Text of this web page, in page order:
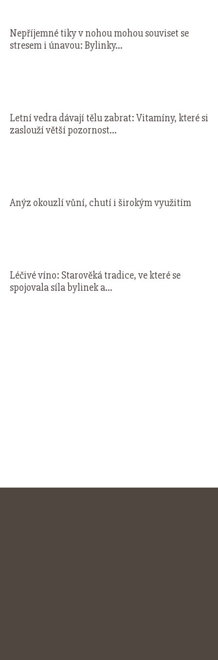
Nepříjemné tiky v nohou mohou souviset se
stresem i únavou: Bylinky...
Letní vedra dávají tělu zabrat: Vitamíny, které si
zaslouží větší pozornost...
Anýz okouzlí vůní, chutí i širokým využitím
Léčivé víno: Starověká tradice, ve které se
spojovala síla bylinek a...